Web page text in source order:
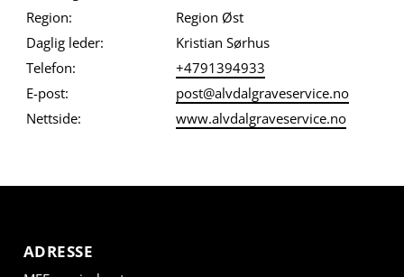
Region:
Region Øst
Daglig leder:
Kristian Sørhus
Telefon:
+4791394933
E-post:
post@alvdalgraveservice.no
Nettside:
www.alvdalgraveservice.no
ADRESSE